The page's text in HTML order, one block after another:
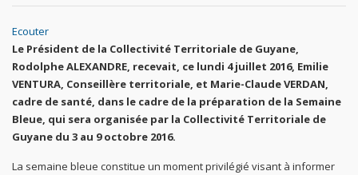
Ecouter
Le Président de la Collectivité Territoriale de Guyane,
Rodolphe ALEXANDRE, recevait, ce lundi 4 juillet 2016, Emilie
VENTURA, Conseillère territoriale, et Marie-Claude VERDAN,
cadre de santé, dans le cadre de la préparation de la Semaine
Bleue, qui sera organisée par la Collectivité Territoriale de
Guyane du 3 au 9 octobre 2016.
La semaine bleue constitue un moment privilégié visant à informer